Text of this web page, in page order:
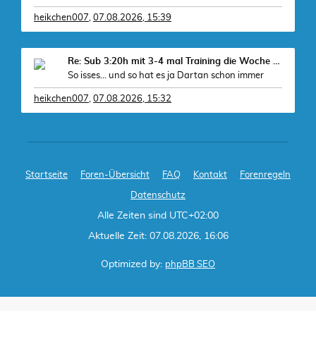
heikchen007, 07.08.2026, 15:39
Re: Sub 3:20h mit 3-4 mal Training die Woche machb
So isses... und so hat es ja Dartan schon immer
heikchen007, 07.08.2026, 15:32
Startseite Foren-Übersicht FAQ Kontakt Forenregeln
Datenschutz
Alle Zeiten sind UTC+02:00
Aktuelle Zeit: 07.08.2026, 16:06
Optimized by: phpBB SEO